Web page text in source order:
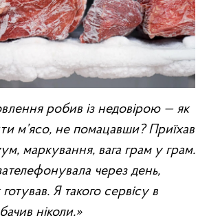
робив із недовірою — як
м’ясо, не помацавши? Приїхав
маркування, вага грам у грам.
через день,
Я такого сервісу в
ніколи.»